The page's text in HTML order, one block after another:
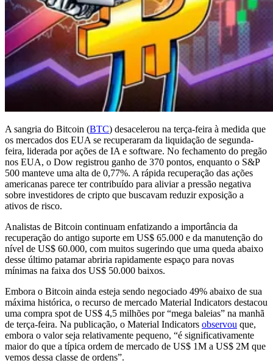
A sangria do Bitcoin (BTC) desacelerou na terça-feira à medida que
os mercados dos EUA se recuperaram da liquidação de segunda-
feira, liderada por ações de IA e software. No fechamento do pregão
nos EUA, o Dow registrou ganho de 370 pontos, enquanto o S&P
500 manteve uma alta de 0,77%. A rápida recuperação das ações
americanas parece ter contribuído para aliviar a pressão negativa
sobre investidores de cripto que buscavam reduzir exposição a
ativos de risco.
Analistas de Bitcoin continuam enfatizando a importância da
recuperação do antigo suporte em US$ 65.000 e da manutenção do
nível de US$ 60.000, com muitos sugerindo que uma queda abaixo
desse último patamar abriria rapidamente espaço para novas
mínimas na faixa dos US$ 50.000 baixos.
Embora o Bitcoin ainda esteja sendo negociado 49% abaixo de sua
máxima histórica, o recurso de mercado Material Indicators destacou
uma compra spot de US$ 4,5 milhões por “mega baleias” na manhã
de terça-feira. Na publicação, o Material Indicators observou que,
embora o valor seja relativamente pequeno, “é significativamente
maior do que a típica ordem de mercado de US$ 1M a US$ 2M que
vemos dessa classe de ordens”.